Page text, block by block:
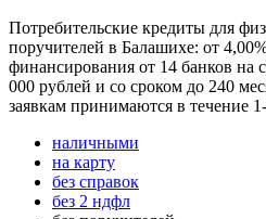
Потребительские кредиты для
поручителей в Балашихе: от
финансирования от 14 банков на
000 рублей и со сроком до 240
заявкам принимаются в течение
наличными
на карту
без справок
без 2 ндфл